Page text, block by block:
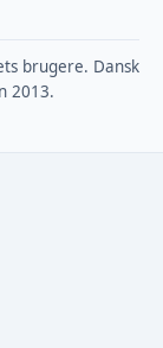
brugere. Dansk
2013.